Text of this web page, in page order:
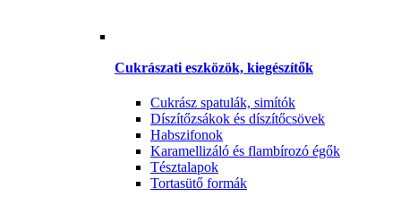
Cukrászati eszközök, kiegészítők
Cukrász spatulák, simítók
Díszítőzsákok és díszítőcsövek
Habszifonok
Karamellizáló és flambírozó égők
Tésztalapok
Tortasütő formák